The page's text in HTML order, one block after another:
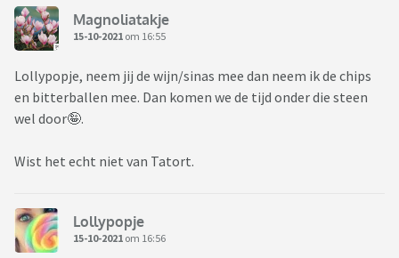
Magnoliatakje
15-10-2021 om 16:55
Lollypopje, neem jij de wijn/sinas mee dan neem ik de chips
en bitterballen mee. Dan komen we de tijd onder die steen
wel door🤪.
Wist het echt niet van Tatort.
Lollypopje
15-10-2021 om 16:56